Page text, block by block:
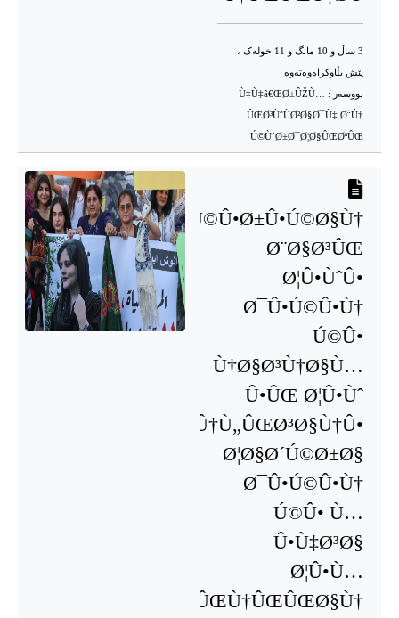
3 ساڵ و 10 مانگ و 11 خوله‌ک ،
پێش بڵاوکراه‌وه‌ته‌وه‌
نووسه‌ر :
Ù‡Ù‡â€ŒØ±ÛŽÙ…
ÛŒØ³ÙˆÙØ²Ø§Ø¯Ù‡ Ø¨Û†
Ú©ÙˆØ±Ø¯Ø¦Ø§ÛŒØªÛŒ
Ù‡Ø§Ú©Ú©Û•Ø±Û•Ú©Ø§Ù†
Ø¨Ø§Ø³ÛŒ
Ø¦Û•ÙˆÛ•
Ø¯Û•Ú©Û•Ù†
Ú©Û•
Ù†Ø§Ø³Ù†Ø§Ù…
Û•ÛŒ Ø¦Û•Ùˆ
Ù¾Û†Ù„ÛŒØ³Ø§Ù†Û•
Ø¦Ø§Ø´Ú©Ø±Ø§
Ø¯Û•Ú©Û•Ù†
Ú©Û• Ù…
Û•Ù‡Ø³Ø§
Ø¦Û•Ù…
ÛŒÙ†ÛŒÛŒØ§Ù†